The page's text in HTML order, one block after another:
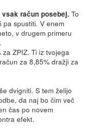
račun posebej. To
pa spustiti. V enem
v drugem primeru
ZPIZ. Ti iz tvojega
za 8,85% dražji za
dvigniti. S tem želijo
da naj bo čim več
čas po novem
efekt.